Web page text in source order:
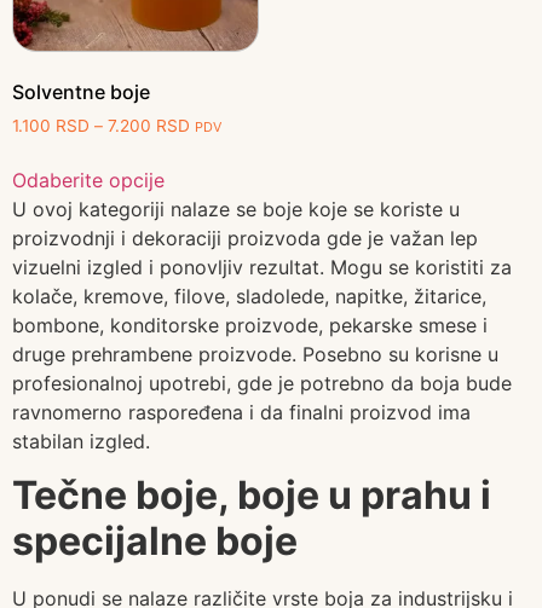
Solventne boje
1.100 RSD – 7.200 RSD PDV
Odaberite opcije
U ovoj kategoriji nalaze se boje koje se koriste u
proizvodnji i dekoraciji proizvoda gde je važan lep
vizuelni izgled i ponovljiv rezultat. Mogu se koristiti za
kolače, kremove, filove, sladolede, napitke, žitarice,
bombone, konditorske proizvode, pekarske smese i
druge prehrambene proizvode. Posebno su korisne u
profesionalnoj upotrebi, gde je potrebno da boja bude
ravnomerno raspoređena i da finalni proizvod ima
stabilan izgled.
Tečne boje, boje u prahu i
specijalne boje
U ponudi se nalaze različite vrste boja za industrijsku i